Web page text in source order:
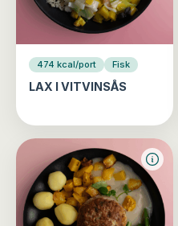
474 kcal/port Fisk
LAX I VITVINSÅS